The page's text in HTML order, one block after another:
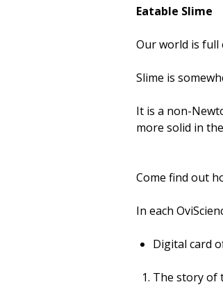
Eatable Slime
Our world is full
Slime is
It is a non-
more solid in
Come find out
In each
Digital card
The story of